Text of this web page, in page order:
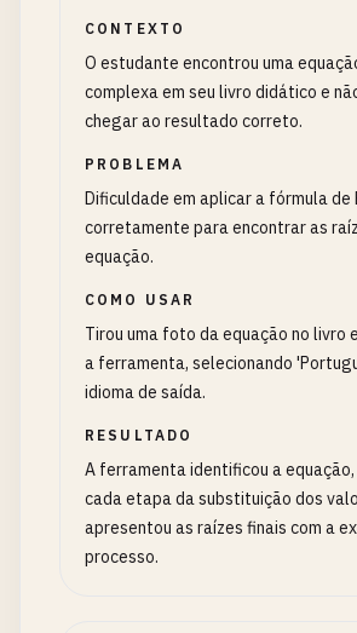
CONTEXTO
O estudante encontrou uma
complexa em seu livro didático e
chegar ao resultado correto.
PROBLEMA
Dificuldade em aplicar a fórmula de
corretamente para encontrar as
equação.
COMO USAR
Tirou uma foto da equação no livro
a ferramenta, selecionando
idioma de saída.
RESULTADO
A ferramenta identificou a
cada etapa da substituição dos
apresentou as raízes finais com a
processo.